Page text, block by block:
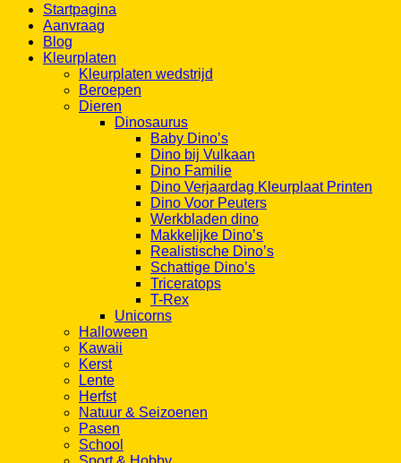
Startpagina
Aanvraag
Blog
Kleurplaten
Kleurplaten wedstrijd
Beroepen
Dieren
Dinosaurus
Baby Dino’s
Dino bij Vulkaan
Dino Familie
Dino Verjaardag Kleurplaat Printen
Dino Voor Peuters
Werkbladen dino
Makkelijke Dino’s
Realistische Dino’s
Schattige Dino’s
Triceratops
T-Rex
Unicorns
Halloween
Kawaii
Kerst
Lente
Herfst
Natuur & Seizoenen
Pasen
School